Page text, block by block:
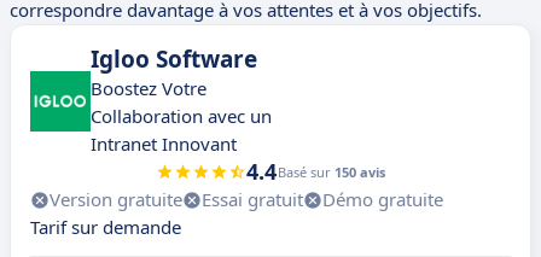
correspondre davantage à vos attentes et à vos objectifs.
Igloo Software
Boostez Votre
Collaboration avec un
Intranet Innovant
4.4Basé sur 150 avis
Version gratuite Essai gratuit
Démo gratuite
Tarif sur demande